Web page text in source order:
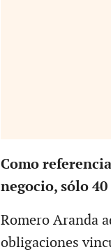
Como
negocio, sólo
Romero Aranda
obligaciones